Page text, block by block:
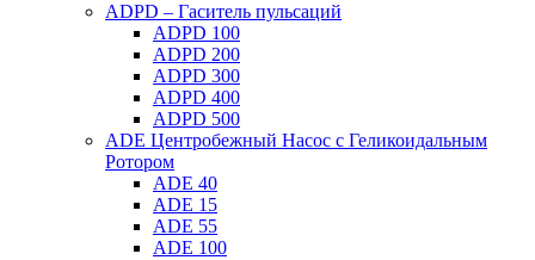
ADPD – Гаситель пульсаций
ADPD 100
ADPD 200
ADPD 300
ADPD 400
ADPD 500
ADE Центробежный Насос с Геликоидальным
Ротором
ADE 40
ADE 15
ADE 55
ADE 100